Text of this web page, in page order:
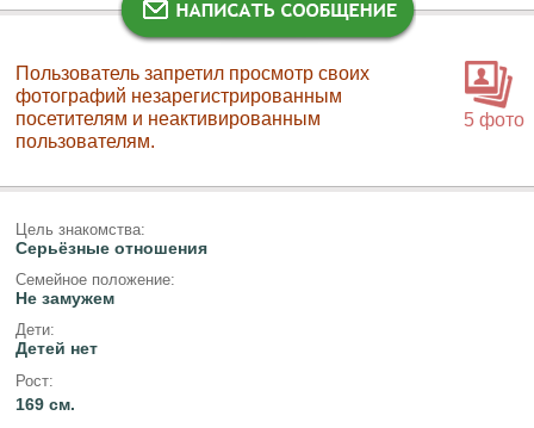
5 фото
Пользователь запретил просмотр своих
фотографий незарегистрированным
посетителям и неактивированным
пользователям.
Цель знакомства:
Серьёзные отношения
Семейное положение:
Не замужем
Дети:
Детей нет
Рост:
169 см.